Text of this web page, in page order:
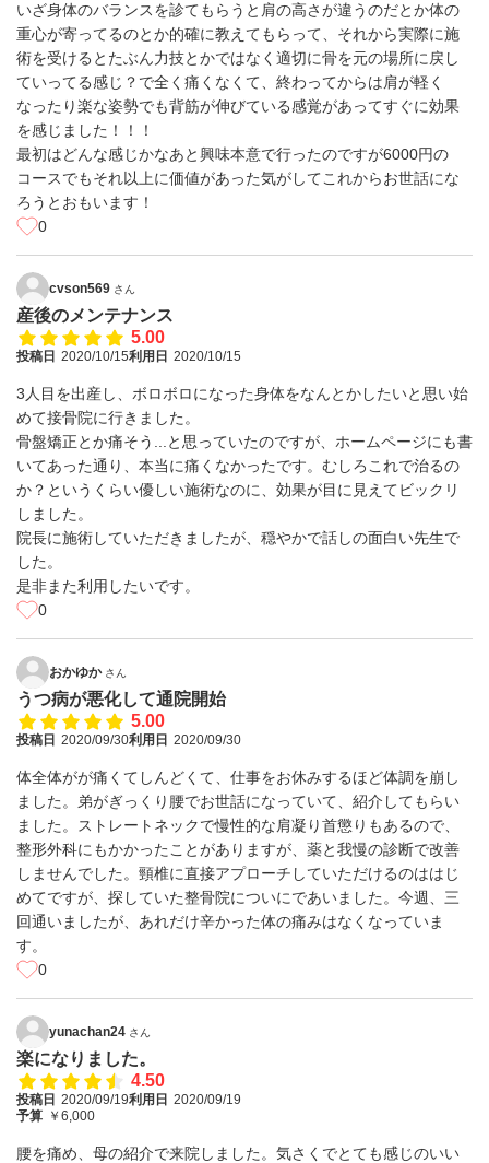
いざ身体のバランスを診てもらうと肩の高さが違うのだとか体の
重心が寄ってるのとか的確に教えてもらって、それから実際に施
術を受けるとたぶん力技とかではなく適切に骨を元の場所に戻し
ていってる感じ？で全く痛くなくて、終わってからは肩が軽く
なったり楽な姿勢でも背筋が伸びている感覚があってすぐに効果
を感じました！！！
最初はどんな感じかなあと興味本意で行ったのですが6000円の
コースでもそれ以上に価値があった気がしてこれからお世話にな
ろうとおもいます！
0
cvson569 さん
産後のメンテナンス
5.00
投稿日 2020/10/15利用日 2020/10/15
3人目を出産し、ボロボロになった身体をなんとかしたいと思い始
めて接骨院に行きました。
骨盤矯正とか痛そう...と思っていたのですが、ホームページにも書
いてあった通り、本当に痛くなかったです。むしろこれで治るの
か？というくらい優しい施術なのに、効果が目に見えてビックリ
しました。
院長に施術していただきましたが、穏やかで話しの面白い先生で
した。
是非また利用したいです。
0
おかゆか さん
うつ病が悪化して通院開始
5.00
投稿日 2020/09/30利用日 2020/09/30
体全体がが痛くてしんどくて、仕事をお休みするほど体調を崩し
ました。弟がぎっくり腰でお世話になっていて、紹介してもらい
ました。ストレートネックで慢性的な肩凝り首懲りもあるので、
整形外科にもかかったことがありますが、薬と我慢の診断で改善
しませんでした。頸椎に直接アプローチしていただけるのははじ
めてですが、探していた整骨院についにであいました。今週、三
回通いましたが、あれだけ辛かった体の痛みはなくなっていま
す。
0
yunachan24 さん
楽になりました。
4.50
投稿日 2020/09/19利用日 2020/09/19
予算 ￥6,000
腰を痛め、母の紹介で来院しました。気さくでとても感じのいい